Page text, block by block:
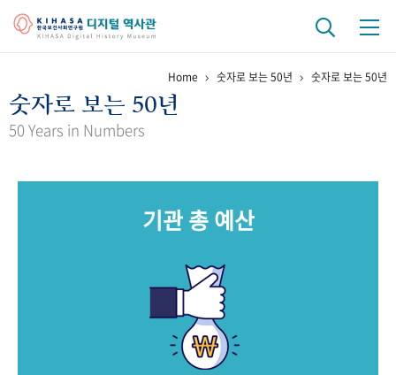
걸어온 길 기관 변천사 역대 기관장
키워드로 보는 연구 역사
문서 기록물 행정박물
Home 숫자로 보는 50년 숫자로 보는 50년
숫자로 보는 50년
50 Years in Numbers
기관 총 예산